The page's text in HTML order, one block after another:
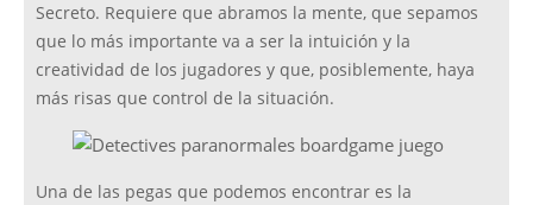
Secreto. Requiere que abramos la mente, que sepamos
que lo más importante va a ser la intuición y la
creatividad de los jugadores y que, posiblemente, haya
más risas que control de la situación.
Una de las pegas que podemos encontrar es la